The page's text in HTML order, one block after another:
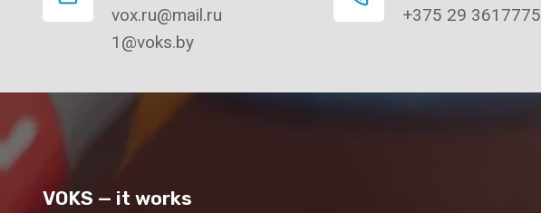
vox.ru@mail.ru
1@voks.by
+375 29 3617775
VOKS — it works